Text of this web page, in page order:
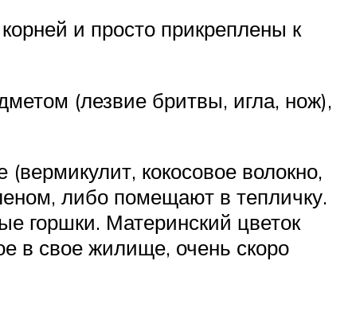
и просто прикреплены к
(лезвие бритвы, игла, нож),
кокосовое волокно,
либо помещают в тепличку.
горшки. Материнский цветок
в свое жилище, очень скоро